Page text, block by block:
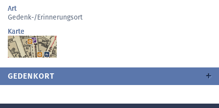
Art
Gedenk-/Erinnerungsort
Karte
GEDENKORT